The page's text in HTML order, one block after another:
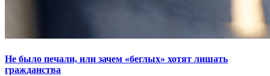
Не было печали, или зачем «беглых» хотят лишать
гражданства